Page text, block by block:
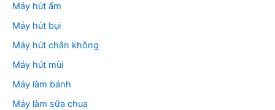
Máy hút ẩm
Máy hút bụi
Máy hút chân không
Máy hút mùi
Máy làm bánh
Máy làm sữa chua